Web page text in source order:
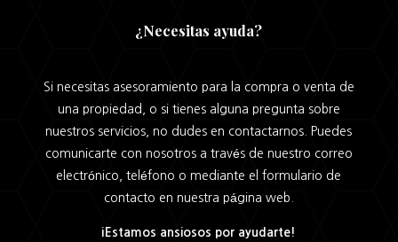
¿Necesitas ayuda?
Si necesitas asesoramiento para la compra o venta de
una propiedad, o si tienes alguna pregunta sobre
nuestros servicios, no dudes en contactarnos. Puedes
comunicarte con nosotros a través de nuestro correo
electrónico, teléfono o mediante el formulario de
contacto en nuestra página web.
¡Estamos ansiosos por ayudarte!